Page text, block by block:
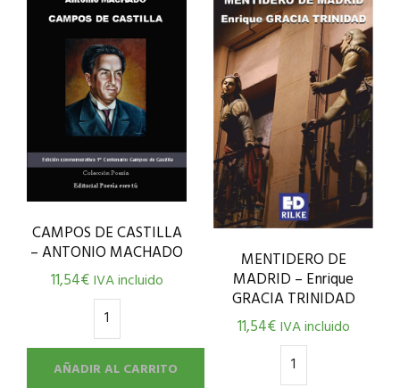
CAMPOS DE CASTILLA
– ANTONIO MACHADO
11,54€ IVA incluido
AÑADIR AL CARRITO
MENTIDERO DE
MADRID – Enrique
GRACIA TRINIDAD
11,54€ IVA incluido